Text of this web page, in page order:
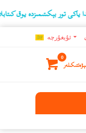
يوق كىتابلارنىڭ
ئۇيغۇرچه
0